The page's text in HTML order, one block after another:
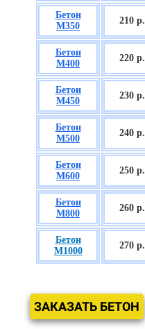
Бетон
М350
210 р.
Бетон
М400
220 р.
Бетон
М450
230 р.
Бетон
М500
240 р.
Бетон
М600
250 р.
Бетон
М800
260 р.
Бетон
М1000
270 р.
ЗАКАЗАТЬ БЕТОН